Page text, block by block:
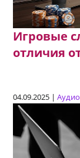
Игровые
отличия
04.09.2025 |